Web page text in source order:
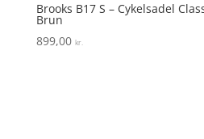
Brooks B17 S – Cykelsadel
Brun
899,00 kr.